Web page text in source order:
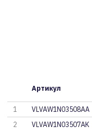
Артикул
1 VLVAW1N03508AA
2
VLVAW1N03507AK